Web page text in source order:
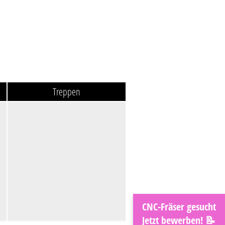
Treppen
CNC-Fräser gesucht
Jetzt bewerben! 📝